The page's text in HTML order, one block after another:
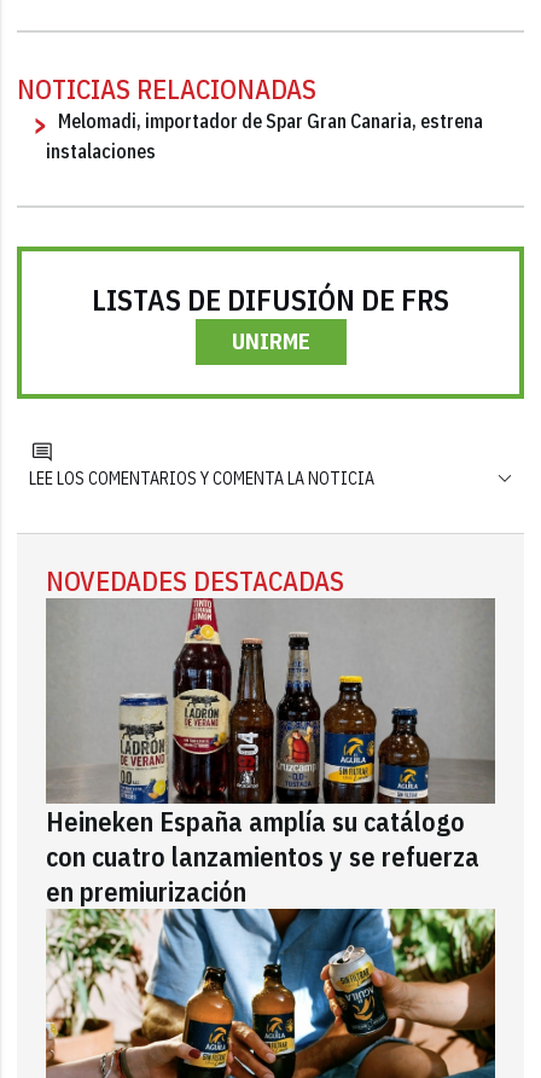
NOTICIAS RELACIONADAS
Melomadi, importador de Spar Gran Canaria, estrena
instalaciones
LISTAS DE DIFUSIÓN DE FRS
UNIRME
LEE LOS COMENTARIOS Y COMENTA LA NOTICIA
NOVEDADES DESTACADAS
Heineken España amplía su catálogo
con cuatro lanzamientos y se refuerza
en premiurización